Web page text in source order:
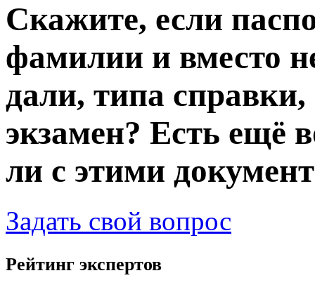
Скажите, если
фамилии и вместо
дали, типа
экзамен? Есть ещё
ли с этими
Задать свой вопрос
Рейтинг экспертов